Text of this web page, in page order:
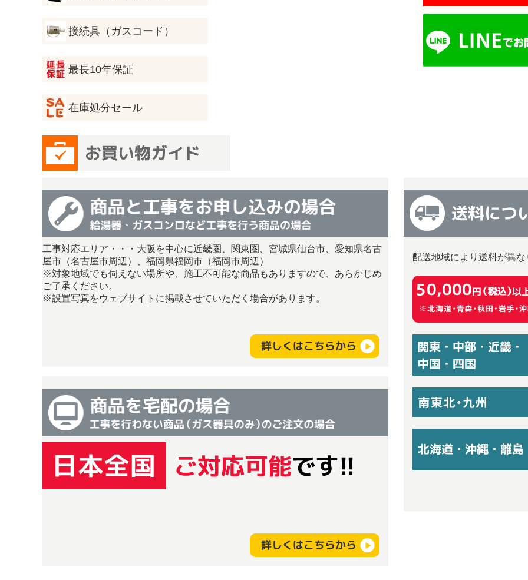
接続具（ガスコード）
最長10年保証
在庫処分セール
工事対応エリア・・・大阪を中心に近畿圏、関東圏、宮城県仙台市、愛知県名古
屋市（名古屋市周辺）、福岡県福岡市（福岡市周辺）
※対象地域でも伺えない場所や、施工不可能な商品もありますので、あらかじめ
ご了承ください。
※設置写真をウェブサイトに掲載させていただく場合があります。
配送地域により送料が異